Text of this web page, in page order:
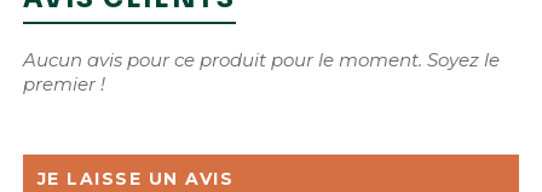
Aucun avis pour ce produit pour le moment. Soyez le
premier !
JE LAISSE UN AVIS